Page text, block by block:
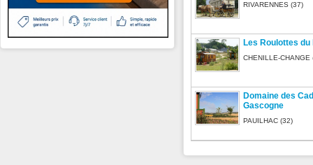
RIVARENNES (37)
Les Roulottes du
CHENILLE-CHANGE
Domaine des
Gascogne
PAUILHAC (32)